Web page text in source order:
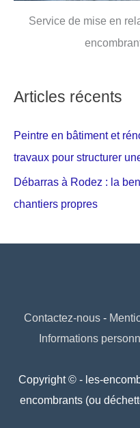
Service de mise en
Articles récents
Peintre en bâtiment et
travaux pour structurer
Débarras à Rodez : la
chantiers propres
Contactez-nous-
Informations
Copyright © - les-
encombrants (ou